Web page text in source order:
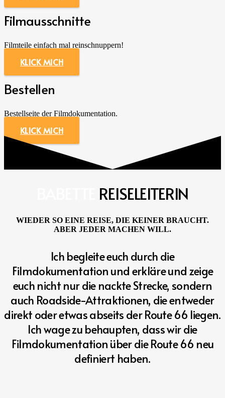
Filmausschnitte
Filmteile einfach mal reinschnuppern!
KLICK MICH
Bestellen
Bestellseite der Filmdokumentation.
KLICK MICH
REISELEITERIN
WIEDER SO EINE REISE, DIE KEINER BRAUCHT.
ABER JEDER MACHEN WILL.
Ich begleite euch durch die
Filmdokumentation und erkläre und zeige
euch nicht nur die nackte Strecke, sondern
auch Roadside-Attraktionen, die entweder
direkt oder etwas abseits der Route 66 liegen.
Ich wage zu behaupten, dass wir die
Filmdokumentation über die Route 66 neu
definiert haben.